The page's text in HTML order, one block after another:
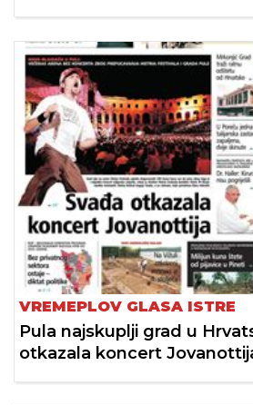
VREMEPLOV GLASA ISTRE
Pula najskuplji grad u
otkazala koncert